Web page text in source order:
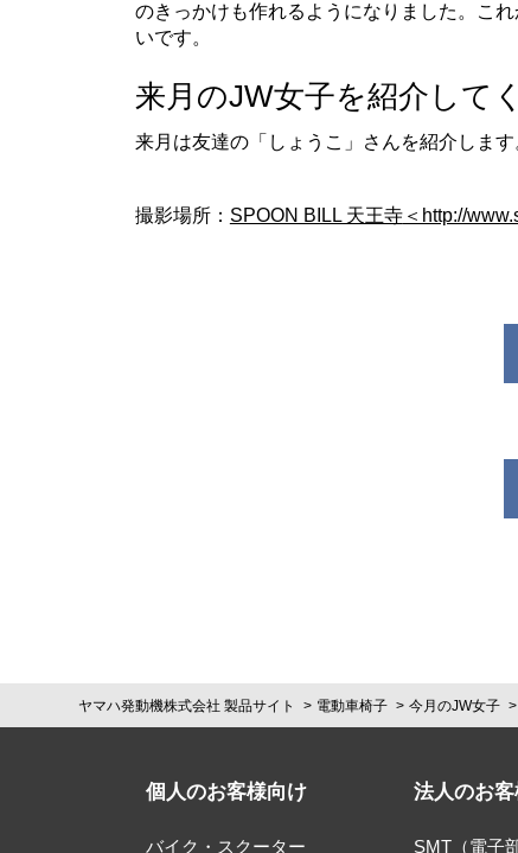
のきっかけも作れるようになりました。こ
いです。
来月のJW女子を紹介して
来月は友達の「しょうこ」さんを紹介します
撮影場所： SPOON BILL 天王寺＜http://
ヤマハ発動機株式会社 製品サイト 電動車椅子 今月のJW女子
個人のお客様向け
バイク・スクーター
法人のお
SMT（電子